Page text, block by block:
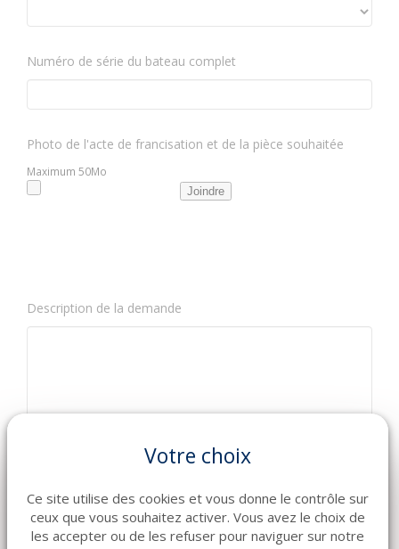
Numéro de série du bateau complet
Photo de l'acte de francisation et de la pièce souhaitée
Maximum 50Mo
Description de la demande
Les informations recueillies à partir de ce
Votre choix
Ce site utilise des cookies et vous donne le contrôle sur
ceux que vous souhaitez activer. Vous avez le choix de
les accepter ou de les refuser pour naviguer sur notre